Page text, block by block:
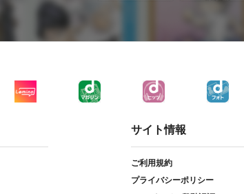
サイト情報
ご利用規約
プライバシーポリシー